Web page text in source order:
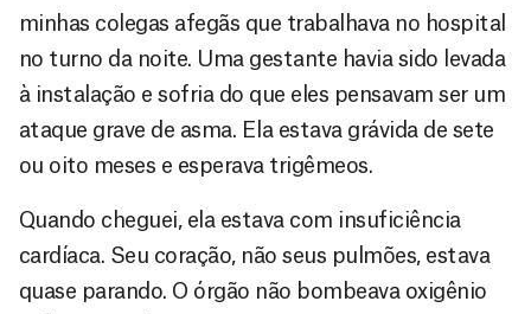
minhas colegas afegãs que trabalhava no hospital
no turno da noite. Uma gestante havia sido levada
à instalação e sofria do que eles pensavam ser um
ataque grave de asma. Ela estava grávida de sete
ou oito meses e esperava trigêmeos.
Quando cheguei, ela estava com insuficiência
cardíaca. Seu coração, não seus pulmões, estava
quase parando. O órgão não bombeava oxigênio